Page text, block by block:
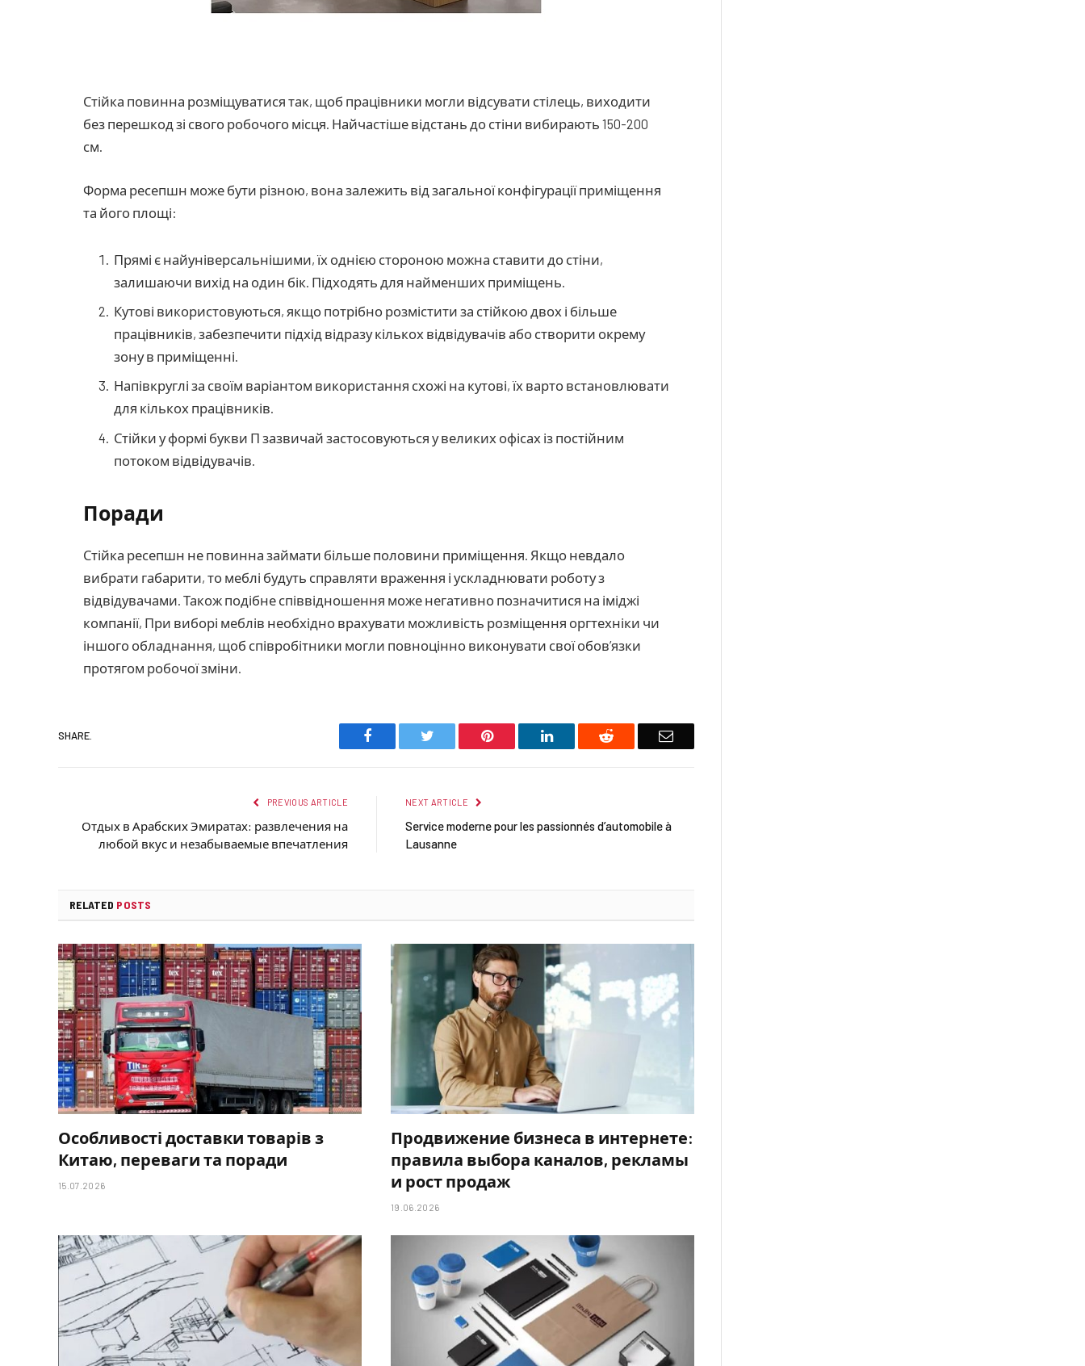
Стійка повинна розміщуватися так, щоб працівники могли відсувати стілець, виходити
без перешкод зі свого робочого місця. Найчастіше відстань до стіни вибирають 150-200
см.
Форма ресепшн може бути різною, вона залежить від загальної конфігурації приміщення
та його площі:
Прямі є найуніверсальнішими, їх однією стороною можна ставити до стіни,
залишаючи вихід на один бік. Підходять для найменших приміщень.
Кутові використовуються, якщо потрібно розмістити за стійкою двох і більше
працівників, забезпечити підхід відразу кількох відвідувачів або створити окрему
зону в приміщенні.
Напівкруглі за своїм варіантом використання схожі на кутові, їх варто встановлювати
для кількох працівників.
Стійки у формі букви П зазвичай застосовуються у великих офісах із постійним
потоком відвідувачів.
Поради
Стійка ресепшн не повинна займати більше половини приміщення. Якщо невдало
вибрати габарити, то меблі будуть справляти враження і ускладнювати роботу з
відвідувачами. Також подібне співвідношення може негативно позначитися на іміджі
компанії, При виборі меблів необхідно врахувати можливість розміщення оргтехніки чи
іншого обладнання, щоб співробітники могли повноцінно виконувати свої обов’язки
протягом робочої зміни.
SHARE. Facebook Twitter Pinterest LinkedIn Reddit Email
PREVIOUS ARTICLE
Отдых в Арабских Эмиратах: развлечения на
любой вкус и незабываемые впечатления
NEXT ARTICLE
Service moderne pour les passionnés d’automobile à
Lausanne
RELATED POSTS
Особливості доставки товарів з
Китаю, переваги та поради
15.07.2026
Продвижение бизнеса в интернете:
правила выбора каналов, рекламы
и рост продаж
19.06.2026